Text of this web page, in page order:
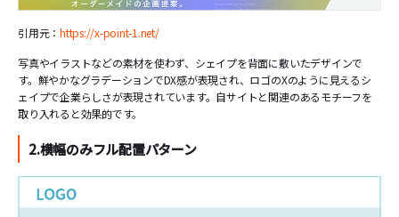
引用元：https://x-point-1.net/
写真やイラストなどの素材を使わず、シェイプを背面に敷いたデザインで
す。鮮やかなグラデーションでDX感が表現され、ロゴのXのように見えるシ
ェイプで企業らしさが表現されています。自サイトと関連のあるモチーフを
取り入れると効果的です。
2.横幅のみフル配置パターン